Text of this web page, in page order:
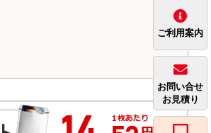
ご利用案内
お問い合せ
お見積り